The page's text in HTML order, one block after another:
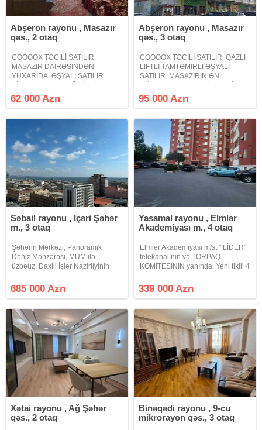
Abşeron rayonu , Masazır
qəs., 2 otaq
ÇOOOOX TƏCİLİ SATILIR.
MASAZIR DAİRƏSİNDƏN
YUXARIDA. ƏŞYALI SATILIR.
TƏKLİF. Masazır dairəsindən
yuxarıda yeni tikili binada
62 000 Azn
Abşeron rayonu , Masazır
qəs., 3 otaq
ÇOOOOX TƏCİLİ SATILIR. QAZLI
LİFTLİ TAMTƏMİRLİ ƏŞYALI
SATILIR. MASAZIRIN ƏN
TİKİLƏN BİNASI QƏSR YAŞAYIŞ
KOMPLEKSİNDƏ. BU
BELƏ MƏNZİL HARDAN
TAPACAQSIZ DÜŞMƏ
VARİANTDIR ALAN
95 000 Azn
Səbail rayonu , İçəri Şəhər
m., 3 otaq
Şəhərin Mərkəzi, Panoramik
Dəniz Mənzərəsi, MUM ilə
üzbəüz, Daxili İşlər Nazirliyinin
Mənzil Şəhərin tam mərkəzində –
Mərkəzi Univermaq ilə üzbəüz,
685 000 Azn
Yasamal rayonu , Elmlər
Akademiyası m., 4 otaq
Elmlər Akademiyası m/st." LİDER"
telekanalının və TORPAQ
KOMITESININ yanında. Yeni tikili 4
Ümumi sahəsi 112 kv/m, 12/2-ci
mərtəbədə istilik sistemi kombi.
339 000 Azn
Xətai rayonu , Ağ Şəhər
qəs., 2 otaq
Binəqədi rayonu , 9-cu
mikrorayon qəs., 3 otaq